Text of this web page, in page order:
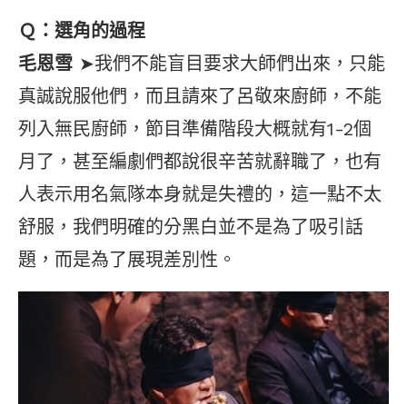
Ｑ：選角的過程
毛恩雪 ➤我們不能盲目要求大師們出來，只能
真誠說服他們，而且請來了呂敬來廚師，不能
列入無民廚師，節目準備階段大概就有1-2個
月了，甚至編劇們都說很辛苦就辭職了，也有
人表示用名氣隊本身就是失禮的，這一點不太
舒服，我們明確的分黑白並不是為了吸引話
題，而是為了展現差別性。